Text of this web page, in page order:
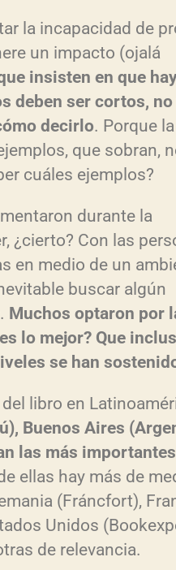
la incapacidad de
un impacto (ojalá
insisten en que
deben ser cortos,
decirlo. Porque la
que sobran,
cuáles ejemplos?
durante la
¿cierto? Con las
en medio de un
buscar algún
Muchos optaron por
lo mejor? Que
se han
libro en
Buenos Aires
las más
ellas hay más de
(Fráncfort),
Unidos
de relevancia.